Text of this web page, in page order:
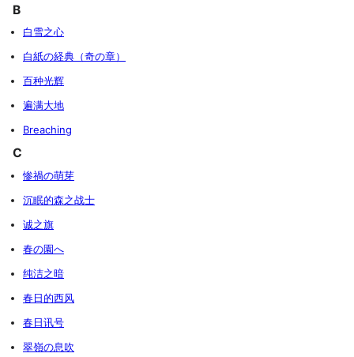
B
白雪之心
白紙の経典（奇の章）
百种光辉
遍满大地
Breaching
C
惨禍の萌芽
沉眠的森之战士
诚之旗
春の園へ
纯洁之暗
春日的西风
春日讯号
翠嶺の息吹